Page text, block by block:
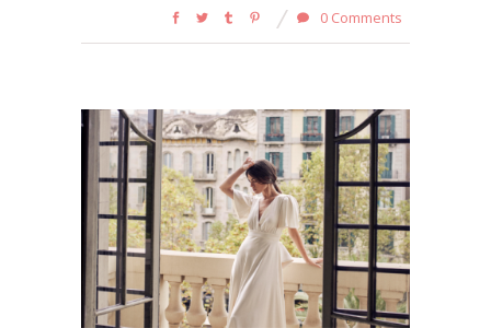
0 Comments